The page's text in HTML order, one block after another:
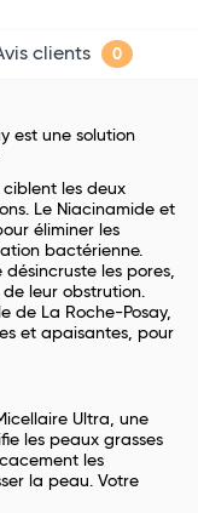
clients 0
est une solution
les deux
Le Niacinamide et
éliminer les
bactérienne.
désincruste les pores,
de leur obstrution.
de La Roche-Posay,
et apaisantes, pour
Ultra, une
les peaux grasses
les
la peau. Votre